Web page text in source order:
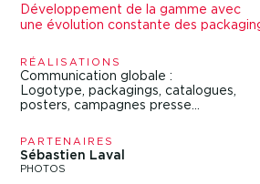
Développement de la gamme avec
une évolution constante des
RÉALISATIONS
Communication globale :
Logotype, packagings, catalogues,
posters, campagnes presse…
PARTENAIRES
Sébastien Laval
PHOTOS